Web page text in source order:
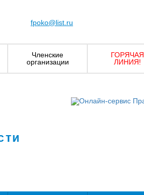
fpoko@list.ru
Членские
организации
ГОРЯЧАЯ
ЛИНИЯ!